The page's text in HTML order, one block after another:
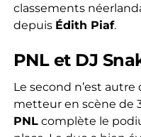
classements
depuis Édith Piaf.
PNL et DJ
Le second n’est autre
metteur en scène de
PNLcomplète le